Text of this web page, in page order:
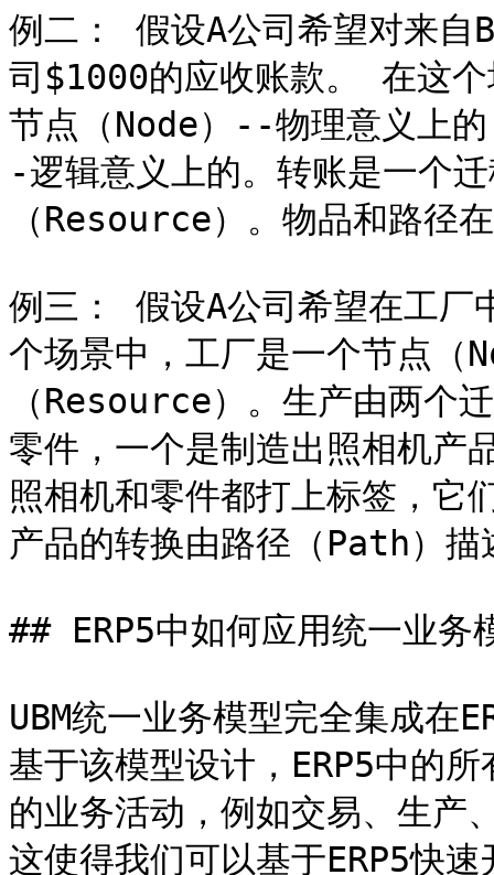
例二： 假设A公司希望对来自
司$1000的应收账款。 在这
节点（Node）--物理意义上
-逻辑意义上的。转账是一个
（Resource）。物品和路径
例三： 假设A公司希望在工厂
个场景中，工厂是一个节点（
（Resource）。生产由两个
零件，一个是制造出照相机产
照相机和零件都打上标签，
产品的转换由路径（Path）描
## ERP5中如何应用统一业务
UBM统一业务模型完全集成在
基于该模型设计，ERP5中的
的业务活动，例如交易、生产
这使得我们可以基于ERP5快